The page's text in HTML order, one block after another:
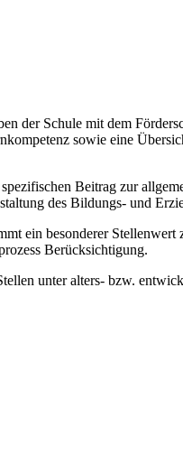
der Schule mit dem
sowie eine
Beitrag zur
des Bildungs- und
ein besonderer
Berücksichtigung.
unter alters- bzw.